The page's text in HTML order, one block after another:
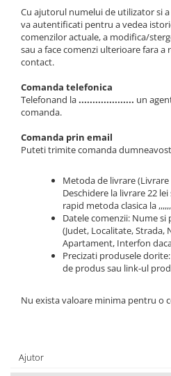
Cu ajutorul numelui de utilizator si
va autentificati pentru a vedea
comenzilor actuale, a modifica/
sau a face comenzi ulterioare fara
contact.
Comanda telefonica
Telefonand la.................... un
comanda.
Comanda prin email
Puteti trimite comanda
Metoda de livrare
Deschidere la livrare 22
rapid metoda clasica la
Datele comenzii: Nume
(Judet, Localitate, Strada,
Apartament, Interfon
Precizati produsele
de produs sau link-ul
Nu exista valoare minima pentru o
Ajutor